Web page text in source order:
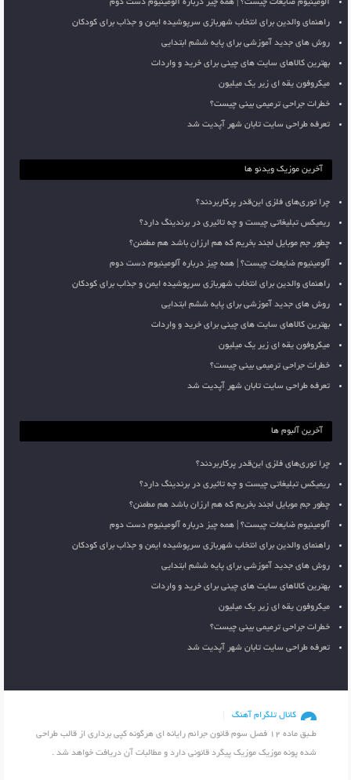
آلومینیوم ضایعات چیست؟ | همه چیز درباره آلومینیوم دست دوم
راهنمای والدین برای انتخاب شهربازی سرپوشیده ایمن و جذاب برای کودکان
روش های جدید آموزشی برای پایه ششم ابتدایی
بهترین کالاهای سایت های چینی برای خرید و واردات
میکروفون یقه ای زیر یک میلیون
خطرات جراحی ترمیمی بینی چیست؟
تعرفه طراحی سایت تابان شهر آپدیت شد
آخرین موزیک ویدئو ها
چرا توری‌های فلزی این‌قدر پرکاربردند؟
ریمیکس تبلیغاتی چیست و چه تاثیری در برندینگ دارد؟
چطور جم موبایل لجند بخریم که هم ارزان باشد هم مطمئن؟
آلومینیوم ضایعات چیست؟ | همه چیز درباره آلومینیوم دست دوم
راهنمای والدین برای انتخاب شهربازی سرپوشیده ایمن و جذاب برای کودکان
روش های جدید آموزشی برای پایه ششم ابتدایی
بهترین کالاهای سایت های چینی برای خرید و واردات
میکروفون یقه ای زیر یک میلیون
خطرات جراحی ترمیمی بینی چیست؟
تعرفه طراحی سایت تابان شهر آپدیت شد
آخرین آلبوم ها
چرا توری‌های فلزی این‌قدر پرکاربردند؟
ریمیکس تبلیغاتی چیست و چه تاثیری در برندینگ دارد؟
چطور جم موبایل لجند بخریم که هم ارزان باشد هم مطمئن؟
آلومینیوم ضایعات چیست؟ | همه چیز درباره آلومینیوم دست دوم
راهنمای والدین برای انتخاب شهربازی سرپوشیده ایمن و جذاب برای کودکان
روش های جدید آموزشی برای پایه ششم ابتدایی
بهترین کالاهای سایت های چینی برای خرید و واردات
میکروفون یقه ای زیر یک میلیون
خطرات جراحی ترمیمی بینی چیست؟
تعرفه طراحی سایت تابان شهر آپدیت شد
کانال تلگرام آهنگ
طـبق ماده 12 فصل سوم قانون جرائم رایانه ای هرگونه کپی برداری از قالب طراحی
شده پونه موزیک موزیک پیگرد قانونی دارد و مطالبات آن دریافت خواهد شد .